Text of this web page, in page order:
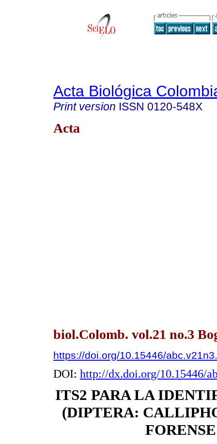
Acta Biológica
Print version ISSN 0120-548X
Acta
biol.Colomb. vol.21 no.3
https://doi.org/10.15446/
DOI: http://dx.doi.org/10.15446/
ITS2 PARA LA
(DIPTERA: